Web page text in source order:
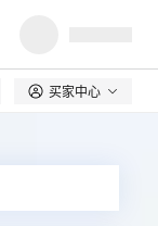
买家中心